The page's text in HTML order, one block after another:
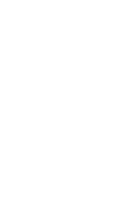
載されて
りません。
対応品が